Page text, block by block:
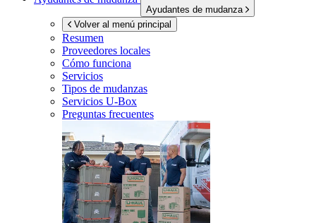
Ayudantes de mudanza
Volver al menú principal
Resumen
Proveedores locales
Cómo funciona
Servicios
Tipos de mudanzas
Servicios U-Box
Preguntas frecuentes